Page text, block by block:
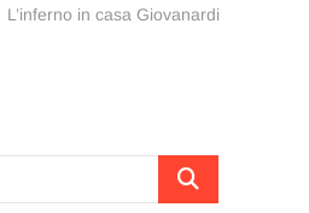
successivo:
L’inferno in casa Giovanardi
Cerca